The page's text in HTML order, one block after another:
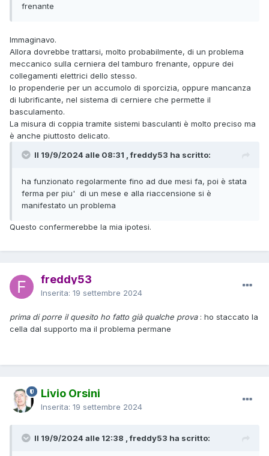
frenante
Immaginavo.
Allora dovrebbe trattarsi, molto probabilmente, di un problema
meccanico sulla cerniera del tamburo frenante, oppure dei
collegamenti elettrici dello stesso.
Io propenderie per un accumolo di sporcizia, oppure mancanza
di lubrificante, nel sistema di cerniere che permette il
basculamento.
La misura di coppia tramite sistemi basculanti è molto preciso ma
è anche piuttosto delicato.
Il 19/9/2024 alle 08:31 , freddy53 ha scritto:
ha funzionato regolarmente fino ad due mesi fa, poi è stata
ferma per piu' di un mese e alla riaccensione si è
manifestato un problema
Questo confermerebbe la mia ipotesi.
freddy53
Inserita: 19 settembre 2024
prima di porre il quesito ho fatto già qualche prova: ho staccato la
cella dal supporto ma il problema permane
Livio Orsini
Inserita: 19 settembre 2024
Il 19/9/2024 alle 12:38 , freddy53 ha scritto: